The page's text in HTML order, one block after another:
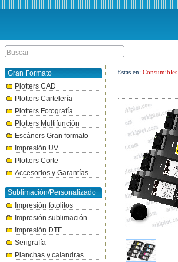
Gran Formato
Plotters CAD
Plotters Cartelería
Plotters Fotografía
Plotters Multifunción
Escáners Gran formato
Impresión UV
Plotters Corte
Accesorios y Garantías
Sublimación/Personalizado
Impresión fotolitos
Impresión sublimación
Impresión DTF
Serigrafía
Planchas y calandras
Estas en: Consumibles